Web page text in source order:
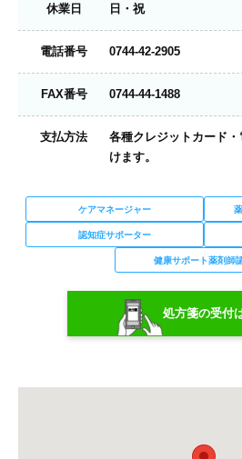
休業日 日・祝
電話番号 0744-42-2905
FAX番号 0744-44-1488
支払方法
各種クレジットカード
けます。
ケアマネージャー
認知症サポーター
健康サポート薬剤師
処方箋の受付